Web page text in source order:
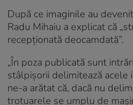
După ce imaginile au
Radu Mihaiu a explicat că
recepționată deocamdată”.
„În poza publicată sunt
stâlpișorii delimitează acele
ne-a arătat că, dacă nu
trotuarele se umplu de